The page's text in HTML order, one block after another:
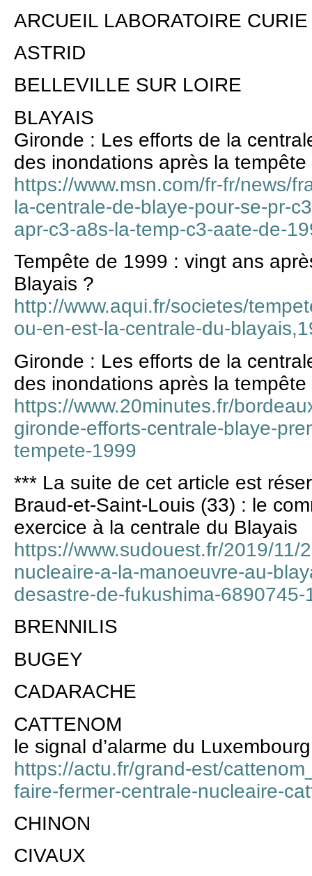
ARCUEIL LABORATOIRE CURIE
ASTRID
BELLEVILLE SUR LOIRE
BLAYAIS
Gironde : Les efforts de la
des inondations après la
https://www.msn.com/fr-fr/news/
la-centrale-de-blaye-pour-se-pr-
apr-c3-a8s-la-temp-c3-aate-de-
Tempête de 1999 : vingt ans
Blayais ?
http://www.aqui.fr/societes/
ou-en-est-la-centrale-du-
Gironde : Les efforts de la
des inondations après la
https://www.20minutes.fr/
gironde-efforts-centrale-blaye-
tempete-1999
*** La suite de cet article est
Braud-et-Saint-Louis (33) : le
exercice à la centrale du Blayais
https://www.sudouest.fr/2019/11/
nucleaire-a-la-manoeuvre-au-
desastre-de-fukushima-
BRENNILIS
BUGEY
CADARACHE
CATTENOM
le signal d’alarme du
https://actu.fr/grand-est/
faire-fermer-centrale-nucleaire-
CHINON
CIVAUX